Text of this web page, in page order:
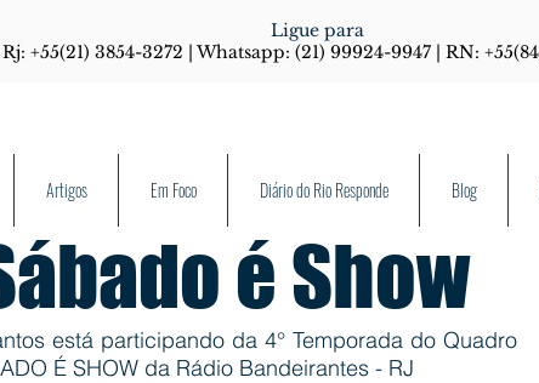
Ligue para
Rj: +55(21) 3854-3272 | Whatsapp: (21) 99924-9947 | RN:
Artigos Em Foco Diário do Rio Responde Blog
é Show
está participando da 4° Temporada do Quadro
É SHOW da Rádio Bandeirantes - RJ